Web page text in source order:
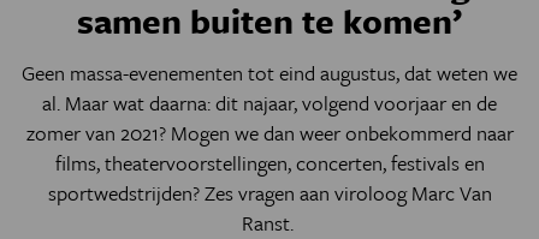
samen buiten te komen’
Geen massa-evenementen tot eind augustus, dat weten we
al. Maar wat daarna: dit najaar, volgend voorjaar en de
zomer van 2021? Mogen we dan weer onbekommerd naar
films, theatervoorstellingen, concerten, festivals en
sportwedstrijden? Zes vragen aan viroloog Marc Van
Ranst.